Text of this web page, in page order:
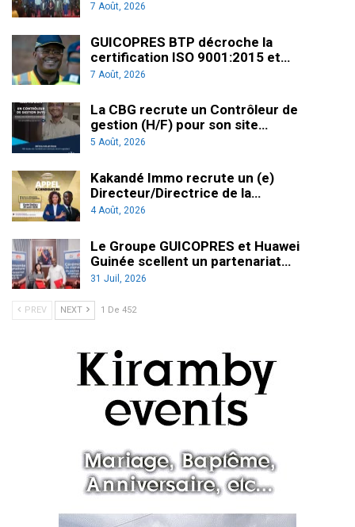
7 Août, 2026
GUICOPRES BTP décroche la
certification ISO 9001:2015 et…
7 Août, 2026
La CBG recrute un Contrôleur de
gestion (H/F) pour son site…
5 Août, 2026
Kakandé Immo recrute un (e)
Directeur/Directrice de la…
4 Août, 2026
Le Groupe GUICOPRES et Huawei
Guinée scellent un partenariat…
31 Juil, 2026
PREV NEXT 1 De 452